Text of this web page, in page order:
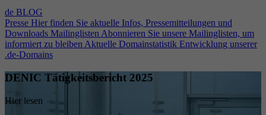
de BLOG
Presse Hier finden Sie aktuelle Infos, Pressemitteilungen und
Downloads Mailinglisten Abonnieren Sie unsere Mailinglisten, um
informiert zu bleiben Aktuelle Domainstatistik Entwicklung unserer
.de-Domains
DENIC Tätigkeitsbericht 2025
Hier lesen